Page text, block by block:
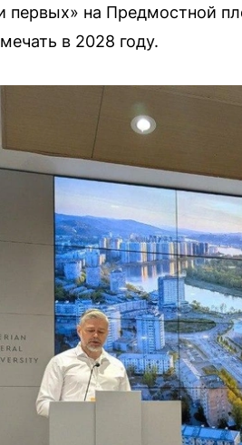
первых» на Предмостной
в 2028 году.